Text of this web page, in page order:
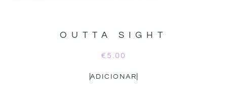
OUTTA SIGHT
€ 5.00
ADICIONAR